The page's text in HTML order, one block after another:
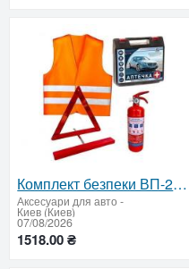
Комплект безпеки ВП-2: аптечка, вогнегасник, знaк, жилет
Аксесуари для авто -
Киев (Киев)
07/08/2026
1518.00 ₴